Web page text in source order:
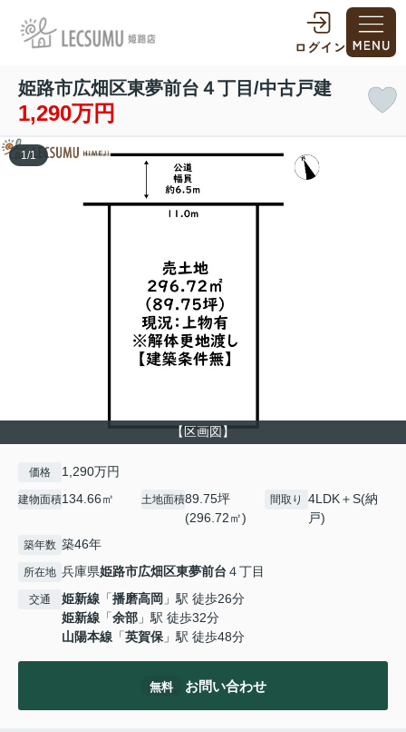
姫路市広畑区東夢前台４丁目/中古戸建
1,290万円
【区画図】
1 /1
価格 1,290万円
建物面積134.66㎡ 土地面積89.75坪
(296.72㎡)
間取り
4LDK＋S(納
戸)
築年数 築46年
所在地 兵庫県姫路市広畑区東夢前台 ４丁目
交通 姫新線 「播磨高岡 」駅 徒歩26分
姫新線 「余部 」駅 徒歩32分
山陽本線 「英賀保 」駅 徒歩48分
無料 お問い合わせ